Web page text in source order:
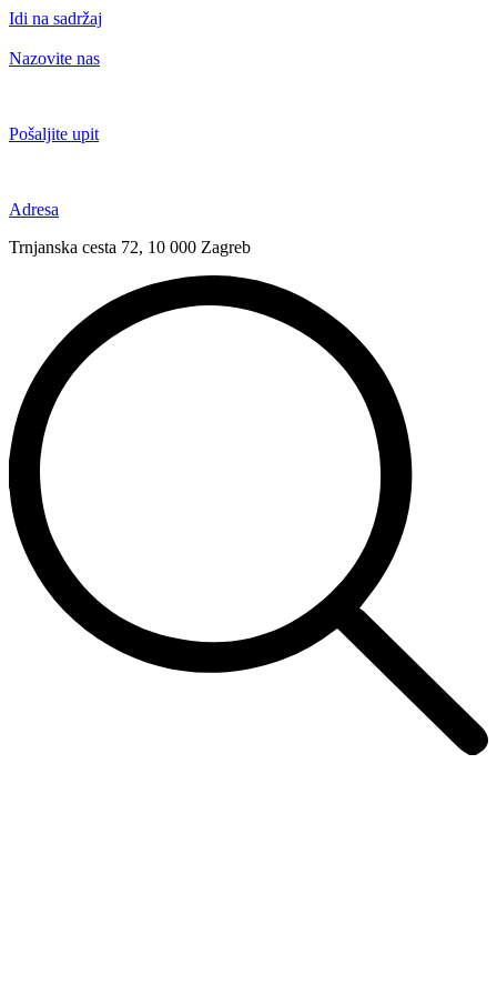
Idi na sadržaj
Nazovite nas
Pošaljite upit
Adresa
Trnjanska cesta 72, 10 000 Zagreb